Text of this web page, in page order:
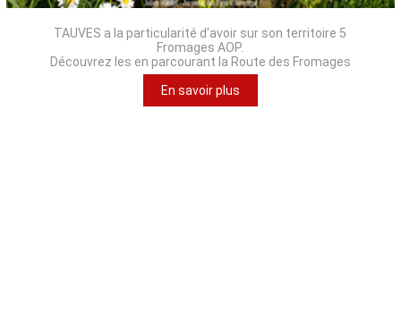
TAUVES a la particularité d'avoir sur son territoire 5
Fromages AOP.
Découvrez les en parcourant la Route des Fromages
En savoir plus